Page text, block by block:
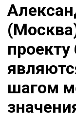
Экономика
Природа
Образование
Спорт
Культура
Lifestyle
шагом